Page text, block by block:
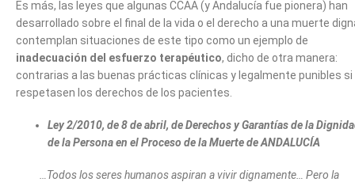
Es más, las leyes que algunas CCAA (y Andalucía fue pionera) han
desarrollado sobre el final de la vida o el derecho a una muerte
contemplan situaciones de este tipo como un ejemplo de
inadecuación del esfuerzo terapéutico, dicho de otra manera:
contrarias a las buenas prácticas clínicas y legalmente punibles si
respetasen los derechos de los pacientes.
Ley 2/2010, de 8 de abril, de Derechos y Garantías de la
de la Persona en el Proceso de la Muerte de ANDALUCÍA
…Todos los seres humanos aspiran a vivir dignamente… Pero la